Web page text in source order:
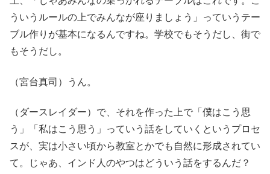
ういうルールの上でみんなが座りましょう」っていうテー
ブル作りが基本になるんですね。学校でもそうだし、街で
もそうだし。
（宮台真司）うん。
（ダースレイダー）で、それを作った上で「僕はこう思
う」「私はこう思う」っていう話をしていくというプロセ
スが、実は小さい頃から教室とかでも自然に形成されてい
て。じゃあ、インド人のやつはどういう話をするんだ？